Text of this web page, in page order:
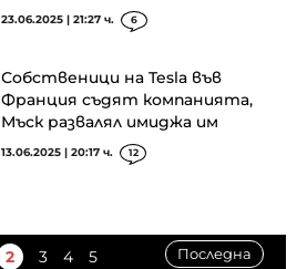
23.06.2025 | 21:27 ч. 6
Собственици на Tesla във
Франция съдят компанията,
Мъск развалял имиджа им
13.06.2025 | 20:17 ч. 12
2 3 4 5 Последна